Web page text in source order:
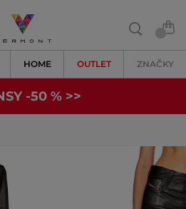
HOME OUTLET ZNAČKY
-50 % >>